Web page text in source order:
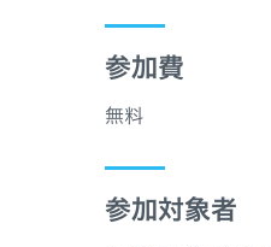
参加費
無料
参加対象者